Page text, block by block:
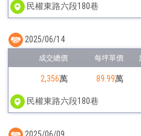
民權東路六段180巷
2,356萬 89.99萬
民權東路六段180巷
2025/06/14
2025/06/09